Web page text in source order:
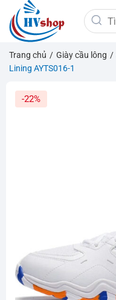
qua
nội
dung
Tìm
kiếm:
Trang chủ / Giày cầu lông /
Lining AYTS016-1
-22%